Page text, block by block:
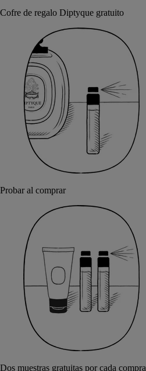
Cofre de regalo Diptyque gratuito
Probar al comprar
Dos muestras gratuitas por cada compra